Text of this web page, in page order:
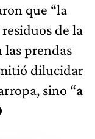
que “la
de la
prendas
dilucidar
sino “a